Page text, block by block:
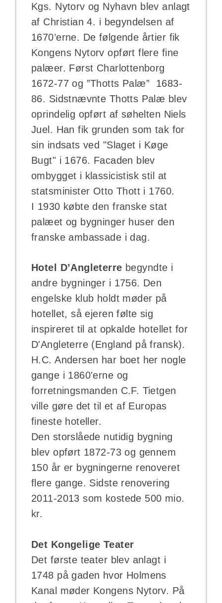
Kgs. Nytorv og Nyhavn blev anlagt
af Christian 4. i begyndelsen af
1670’erne. De følgende årtier fik
Kongens Nytorv opført flere fine
palæer. Først Charlottenborg
1672-77 og ”Thotts Palæ” 1683-
86. Sidstnævnte Thotts Palæ blev
oprindelig opført af søhelten Niels
Juel. Han fik grunden som tak for
sin indsats ved "Slaget i Køge
Bugt" i 1676. Facaden blev
ombygget i klassicistisk stil at
statsminister Otto Thott i 1760.
I 1930 købte den franske stat
palæet og bygninger huser den
franske ambassade i dag.
Hotel D’Angleterre begyndte i
andre bygninger i 1756. Den
engelske klub holdt møder på
hotellet, så ejeren følte sig
inspireret til at opkalde hotellet for
D'Angleterre (England på fransk).
H.C. Andersen har boet her nogle
gange i 1860'erne og
forretningsmanden C.F. Tietgen
ville gøre det til et af Europas
fineste hoteller.
Den storslåede nutidig bygning
blev opført 1872-73 og gennem
150 år er bygningerne renoveret
flere gange. Sidste renovering
2011-2013 som kostede 500 mio.
kr.
Det Kongelige Teater
Det første teater blev anlagt i
1748 på gaden hvor Holmens
Kanal møder Kongens Nytorv. På